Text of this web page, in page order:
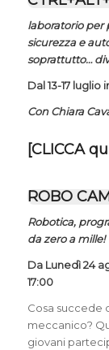
laboratorio per
sicurezza e
soprattutto…
Dal 13-17 luglio
Con Chiara
[CLICCA
ROBO
Robotica,
da zero a mille!
Da Lunedì 24
17:00
Cosa succede
meccanico?
giovani